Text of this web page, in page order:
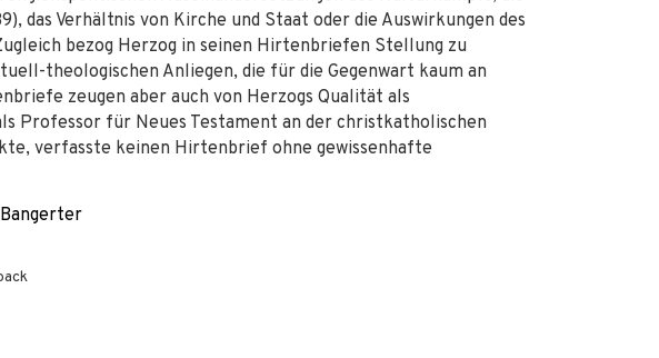
das Verhältnis von Kirche und Staat oder die Auswirkungen des
bezog Herzog in seinen Hirtenbriefen Stellung zu
theologischen Anliegen, die für die Gegenwart kaum an
zeugen aber auch von Herzogs Qualität als
Professor für Neues Testament an der christkatholischen
verfasste keinen Hirtenbrief ohne gewissenhafte